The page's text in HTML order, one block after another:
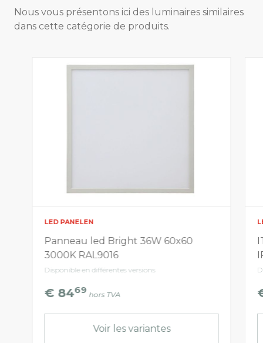
Nous vous présentons ici des luminaires similaires
dans cette catégorie de produits.
LED PANELEN
Panneau led Bright 36W 60x60
3000K RAL9016
Disponible en différentes versions
€ 8469 hors TVA
Voir les variantes